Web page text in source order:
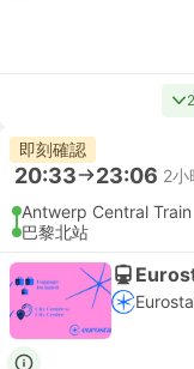
即刻確認
20:33 23:06 2小
Antwerp Central Train
巴黎北站